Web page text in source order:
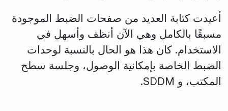
أعيدت كتابة العديد من صفحات الضبط الموجودة
مسبقًا بالكامل وهي الآن أنظف وأسهل في
الاستخدام. كان هذا هو الحال بالنسبة لوحدات
الضبط الخاصة بإمكانية الوصول، وجلسة سطح
المكتب، و SDDM.